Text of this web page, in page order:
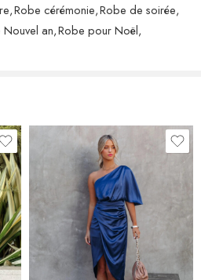
,Robe cérémonie,Robe de soirée,
Nouvel an,Robe pour Noël,